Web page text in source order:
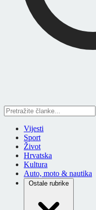
Vijesti
Sport
Život
Hrvatska
Kultura
Auto, moto & nautika
Ostale rubrike